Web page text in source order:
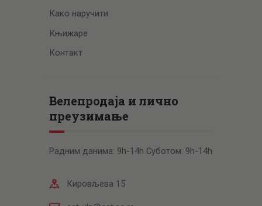
Како наручити
Књижаре
Контакт
Велепродаја и лично
преузимање
Радним данима: 9h-14h Суботом: 9h-14h
Кировљева 15